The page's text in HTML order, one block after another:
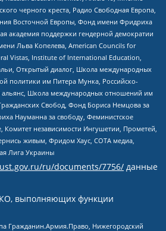
черного креста, Радио Свободная Европа,
Восточной Европы, Фонд имени Фридриха
академия поддержки гендерной демократии
Льва Копелева, American Councils for
Vistas, Institute of International Education,
Открытый диалог, Школа международных
политики им Питера Мунка, Российско-
альянс, Школа международных отношений им
Свобод, Фонд Бориса Немцова за
Науманна за свободу, Феминистское
Комитет независимости Ингушетии, Прометей,
живым, Фридом Хаус, СОТА медиа,
Лига Украины
ru/documents/7756/ данные
выполняющих функции
Гражданин.Армия.Право, Нижегородский